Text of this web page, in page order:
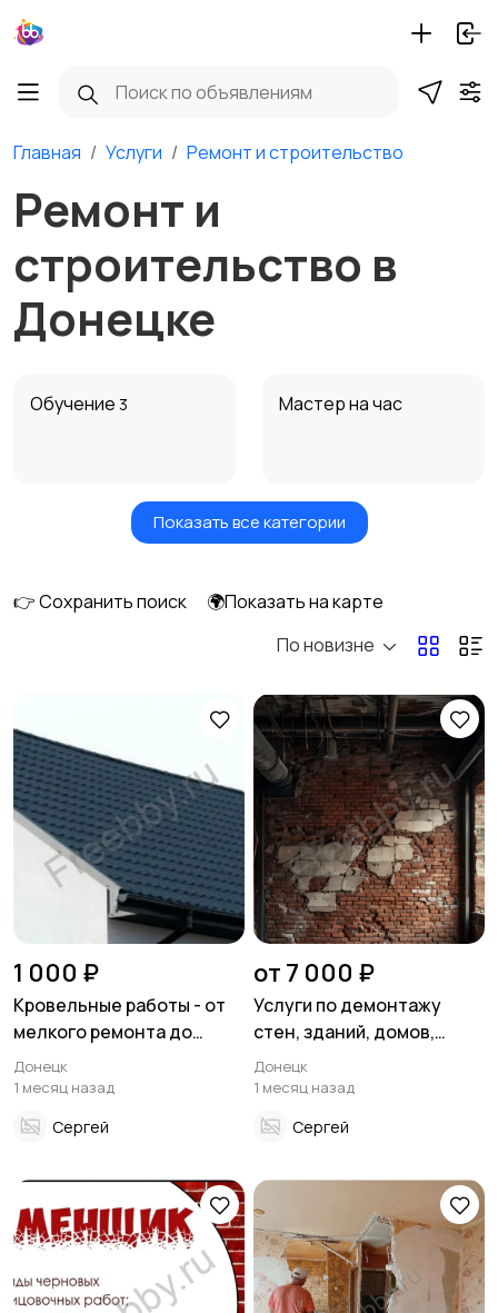
Главная Услуги Ремонт и строительство
Ремонт и
строительство в
Донецке
Обучение 3 Мастер на час
Красота и здоровье
Транспорт,
IT, интернет, телеком
Деловые услуги Уборка и клининг5
Автоуслуги Ремонт техники
Организация
праздников
Фото- и видеосъемка
Уход за животными Другое
Показать все категории
👉 Сохранить поиск
🌍Показать на карте
По новизне
1 000 ₽
Кровельные работы - от
мелкого ремонта до
полной замены кровли
Донецк
1 месяц назад
Сергей
от 7 000 ₽
Услуги по демонтажу
стен, зданий, домов,
дверей, балконов и
других конструкций
Донецк
1 месяц назад
Сергей